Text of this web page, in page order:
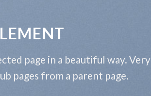
page in a beautiful way. Very
pages from a parent page.